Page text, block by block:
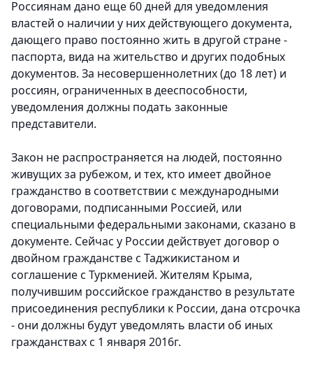
Россиянам дано еще 60 дней для уведомления
властей о наличии у них действующего документа,
дающего право постоянно жить в другой стране -
паспорта, вида на жительство и других подобных
документов. За несовершеннолетних (до 18 лет) и
россиян, ограниченных в дееспособности,
уведомления должны подать законные
представители.
Закон не распространяется на людей, постоянно
живущих за рубежом, и тех, кто имеет двойное
гражданство в соответствии с международными
договорами, подписанными Россией, или
специальными федеральными законами, сказано в
документе. Сейчас у России действует договор о
двойном гражданстве с Таджикистаном и
соглашение с Туркменией. Жителям Крыма,
получившим российское гражданство в результате
присоединения республики к России, дана отсрочка
- они должны будут уведомлять власти об иных
гражданствах с 1 января 2016г.